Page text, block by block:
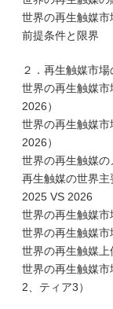
世界の再生触媒市
前提条件と限界
２．再生触媒市
世界の再生触媒
2026）
世界の再生触媒
2026）
世界の再生触媒の
再生触媒の世界
2025 VS 2026
世界の再生触媒
世界の再生触媒市
世界の再生触媒
世界の再生触媒
2、ティア3）